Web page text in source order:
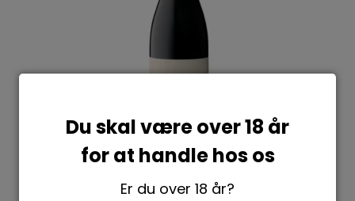
Du skal være over 18 år
for at handle hos os
Er du over 18 år?